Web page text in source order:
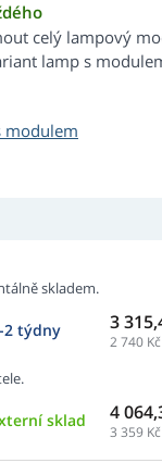
celý lampový
lamp s
modulem
skladem.
2 týdny 3
2 740
sklad 4
3 359